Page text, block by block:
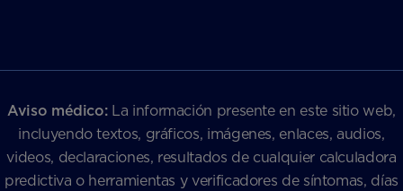
Aviso médico:La información presente en este sitio web,
incluyendo textos, gráficos, imágenes, enlaces, audios,
videos, declaraciones, resultados de cualquier calculadora
predictiva o herramientas y verificadores de síntomas, días